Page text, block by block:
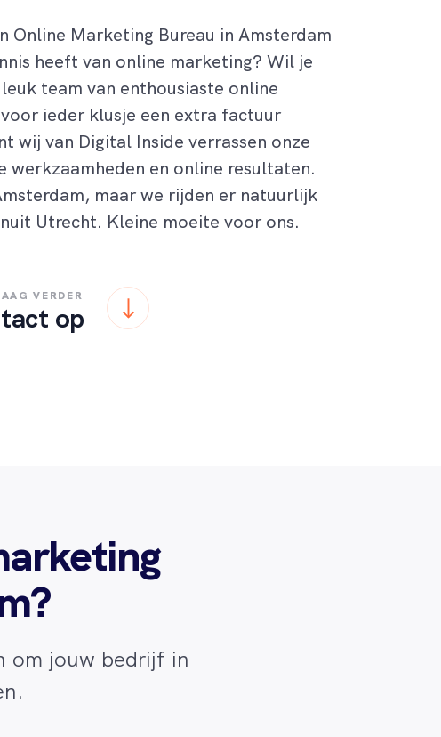
Online Marketing Bureau in Amsterdam
heeft van online marketing? Wil je
team van enthousiaste online
ieder klusje een extra factuur
wij van Digital Inside verrassen onze
werkzaamheden en online resultaten.
maarwe rijden er natuurlijk
Utrecht. Kleine moeite voor ons.
VERDER
op
om jouw bedrijf in